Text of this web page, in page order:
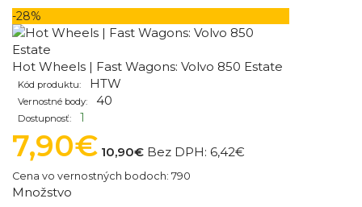
-28%
Hot Wheels | Fast Wagons: Volvo 850 Estate
Kód produktu: HTW
Vernostné body: 40
Dostupnosť: 1
7,90€ 10,90€ Bez DPH: 6,42€
Cena vo vernostných bodoch: 790
Množstvo